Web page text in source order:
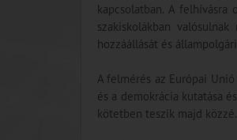
kapcsolatban. A felhívásra
szakiskolákban
hozzáállását és
A felmérés az Európai
és a demokrácia kutatása
kötetben teszik majd közzé.